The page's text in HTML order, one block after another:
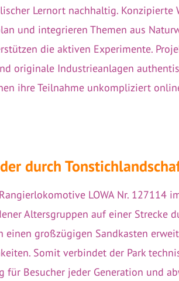
Lernort nachhaltig. Konzipierte
und integrieren Themen aus
die aktiven Experimente.
originale Industrieanlagen
ihre Teilnahme unkompliziert
durch
LOWA Nr. 127114
Altersgruppen auf einer Strecke
großzügigen Sandkasten
Somit verbindet der Park
Besucher jeder Generation und